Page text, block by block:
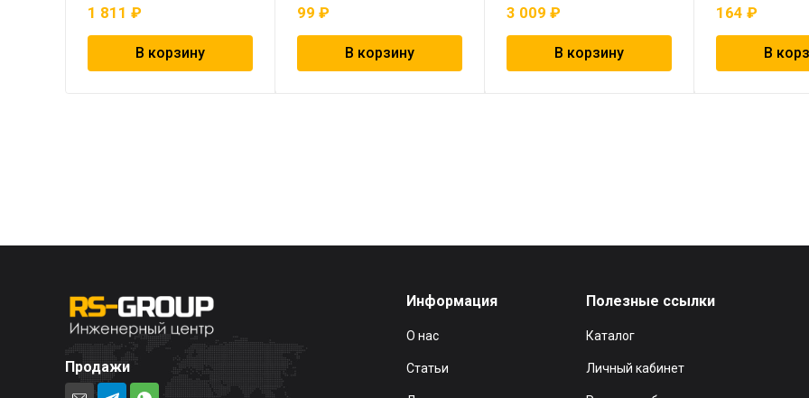
1 811 ₽
В корзину
99₽
В корзину
3 009₽
В корзину
164₽
В
Продажи
Информация
О нас
Статьи
Полезные ссылки
Каталог
Личный кабинет